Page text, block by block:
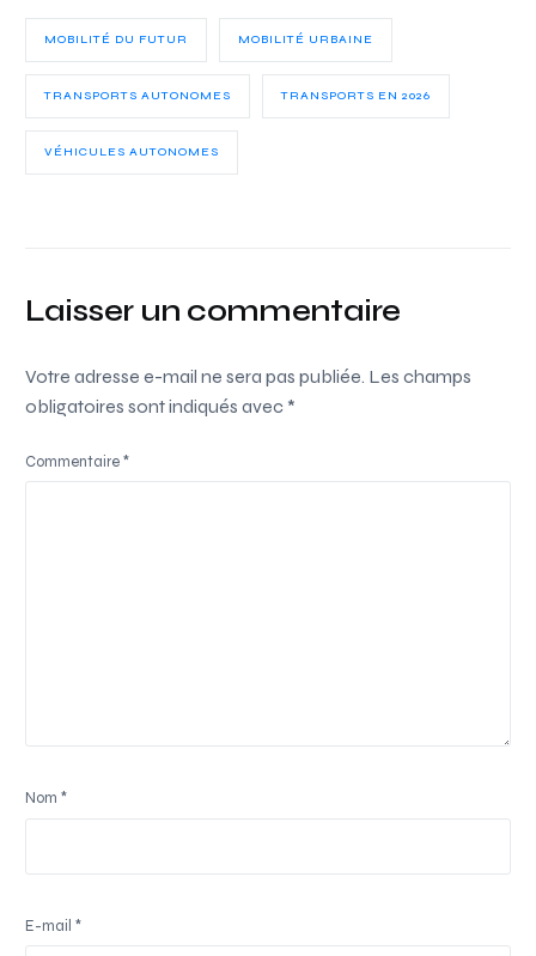
MOBILITÉ DU FUTUR MOBILITÉ URBAINE
TRANSPORTS AUTONOMES TRANSPORTS EN 2026
VÉHICULES AUTONOMES
Laisser un commentaire
Votre adresse e-mail ne sera pas publiée. Les champs
obligatoires sont indiqués avec *
Commentaire*
Nom*
E-mail*